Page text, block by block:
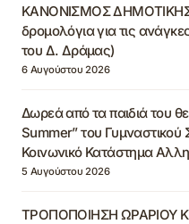
ΚΑΝΟΝΙΣΜΟΣ ΔΗΜΟΤΙΚΗΣ
δρομολόγια για τις
του Δ. Δράμας)
6 Αυγούστου 2026
Δωρεά από τα παιδιά του
Summer” του
Κοινωνικό Κατάστημα
5 Αυγούστου 2026
ΤΡΟΠΟΠΟΙΗΣΗ ΩΡΑΡΙΟΥ